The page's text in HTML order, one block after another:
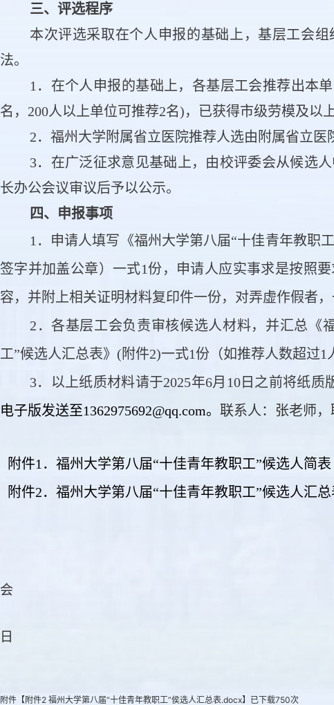
三、评选程序
本次评选采取在个人申报的基础上，基层工会
法。
1．在个人申报的基础上，各基层工会推荐出本
名，200人以上单位可推荐2名)，已获得市级劳模及以
2．福州大学附属省立医院推荐人选由附属省立医
3．在广泛征求意见基础上，由校评委会从候选
长办公会议审议后予以公示。
四、申报事项
1．申请人填写《福州大学第八届“十佳青年教职
签字并加盖公章）一式1份，
申请人应实事求是按照
容，并附上相关证明材料复印件一份，对弄虚作假者，
2．各基层工会负责审核候选人材料，并汇总《
工”候选人汇总表》(附件2)一式1份（如推荐人数超过1
3．以上纸质材料请于2025年6月10日之前将纸质
电子版发送至1362975692@qq.com。 联系人：张老师，
附件1．福州大学第八届“十佳青年教职工”候选人简表
附件2．福州大学第八届“十佳青年教职工”候选人汇总
会
日
附件【附件2 福州大学第八届“十佳青年教职工”侯选人汇总表.docx】已下载750次